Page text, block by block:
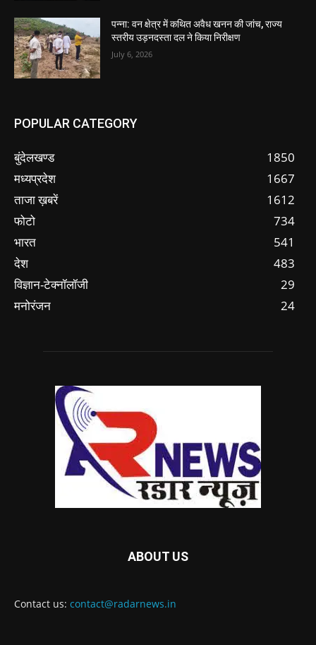
पन्ना: वन क्षेत्र में कथित अवैध खनन की जांच, राज्य
स्तरीय उड़नदस्ता दल ने किया निरीक्षण
July 6, 2026
POPULAR CATEGORY
बुंदेलखण्ड
1850
मध्यप्रदेश
1667
ताजा ख़बरें
1612
फोटो
734
भारत
541
देश
483
विज्ञान-टेक्नॉलॉजी
29
मनोरंजन
24
ABOUT US
Contact us: contact@radarnews.in